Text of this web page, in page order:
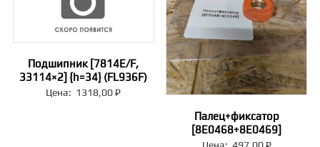
Подшипник [7814E/F,
33114×2] {h=34} (FL936F)
Цена: 1318,00₽
Палец+фиксатор
[8E0468+8E0469]